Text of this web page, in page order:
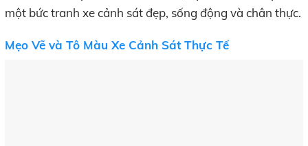
một bức tranh xe cảnh sát đẹp, sống động và chân thực.
Mẹo Vẽ và Tô Màu Xe Cảnh Sát Thực Tế